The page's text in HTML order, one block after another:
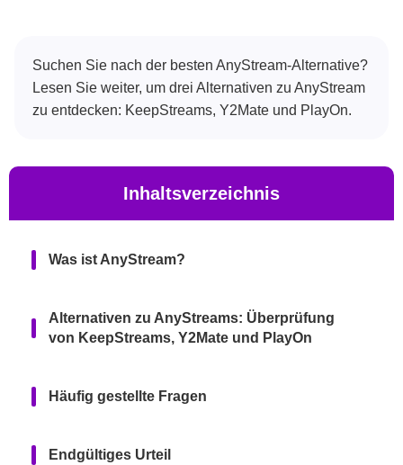
Suchen Sie nach der besten AnyStream-Alternative?
Lesen Sie weiter, um drei Alternativen zu AnyStream
zu entdecken: KeepStreams, Y2Mate und PlayOn.
Inhaltsverzeichnis
Was ist AnyStream?
Alternativen zu AnyStreams: Überprüfung
von KeepStreams, Y2Mate und PlayOn
Häufig gestellte Fragen
Endgültiges Urteil